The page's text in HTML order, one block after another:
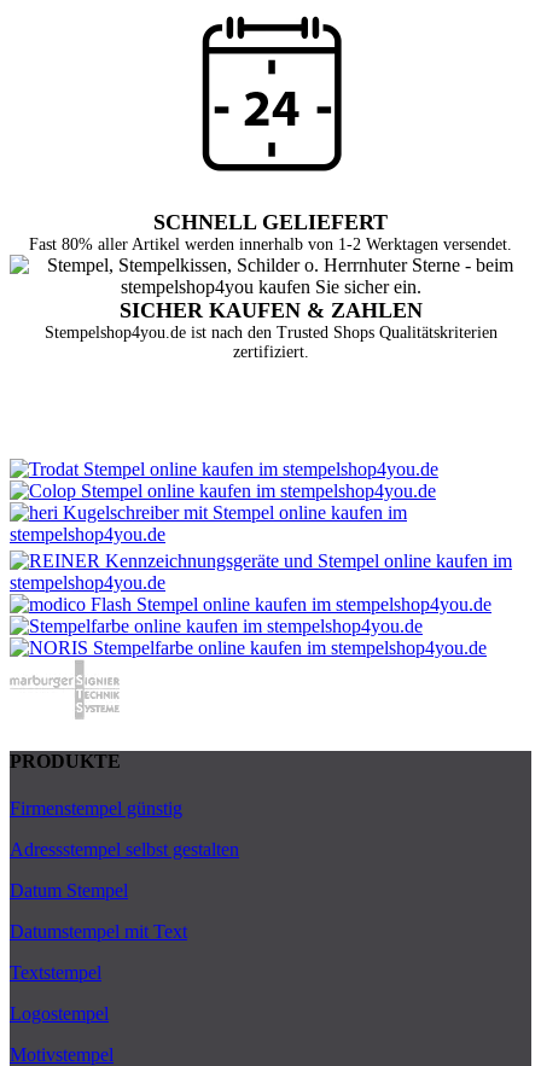
SCHNELL GELIEFERT
Fast 80% aller Artikel werden innerhalb von 1-2 Werktagen versendet.
SICHER KAUFEN & ZAHLEN
Stempelshop4you.de ist nach den Trusted Shops Qualitätskriterien
zertifiziert.
PRODUKTE
Firmenstempel günstig
Adressstempel selbst gestalten
Datum Stempel
Datumstempel mit Text
Textstempel
Logostempel
Motivstempel